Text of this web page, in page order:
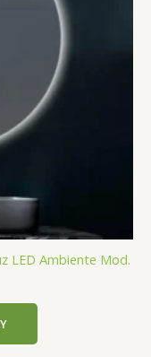
LED Ambiente Mod.